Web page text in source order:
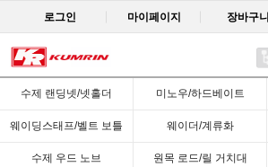
로그인 마이페이지 장바구니
수제 랜딩넷/넷홀더 미노우/하드베이트
웨이딩스태프/벨트 보틀 웨이더/계류화
수제 우드 노브 원목 로드/릴 거치대